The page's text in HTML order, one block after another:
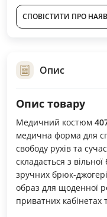
СПОВІСТИТИ ПРО
Опис
Опис товару
Медичний костюм
медична форма для
свободу рухів та
складається з
зручних брюк-
образ для щоденної
приватних кабінетах